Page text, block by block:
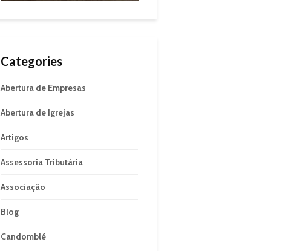
Categories
Abertura de Empresas
Abertura de Igrejas
Artigos
Assessoria Tributária
Associação
Blog
Candomblé